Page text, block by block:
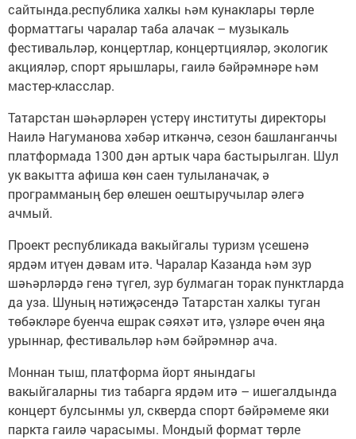
сайтында.республика халкы һәм кунаклары төрле
форматтагы чаралар таба алачак – музыкаль
фестивальләр, концертлар, концертцияләр, экологик
акцияләр, спорт ярышлары, гаилә бәйрәмнәре һәм
мастер-класслар.
Татарстан шәһәрләрен үстерү институты директоры
Наилә Нагуманова хәбәр иткәнчә, сезон башланганчы
платформада 1300 дән артык чара бастырылган. Шул
ук вакытта афиша көн саен тулыланачак, ә
программаның бер өлешен оештыручылар әлегә
ачмый.
Проект республикада вакыйгалы туризм үсешенә
ярдәм итүен дәвам итә. Чаралар Казанда һәм зур
шәһәрләрдә генә түгел, зур булмаган торак пунктларда
да уза. Шуның нәтиҗәсендә Татарстан халкы туган
төбәкләре буенча ешрак сәяхәт итә, үзләре өчен яңа
урыннар, фестивальләр һәм бәйрәмнәр ача.
Моннан тыш, платформа йорт янындагы
вакыйгаларны тиз табарга ярдәм итә – ишегалдында
концерт булсынмы ул, скверда спорт бәйрәмеме яки
паркта гаилә чарасымы. Мондый формат төрле